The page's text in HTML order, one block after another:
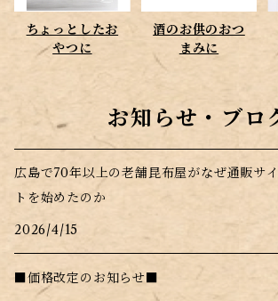
ちょっとしたお
やつに
酒のお供のおつ
まみに
お知らせ・ブロ
広島で70年以上の老舗昆布屋がなぜ通販サイ
トを始めたのか
2026/4/15
■価格改定のお知らせ■